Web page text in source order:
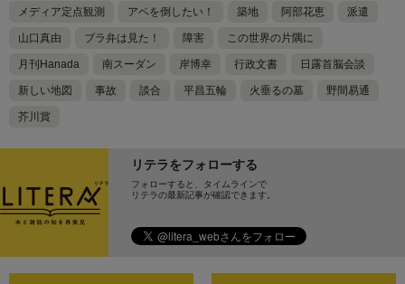
メディア定点観測 アベを倒したい！ 築地 阿部花恵 派遣
山口真由 ブラ弁は見た！ 障害 この世界の片隅に
月刊Hanada 南スーダン 岸博幸 行政文書 日露首脳会談
新しい地図 事故 談合 平昌五輪 火垂るの墓 野間易通
芥川賞
リテラをフォローする
フォローすると、タイムラインで
リテラの最新記事が確認できます。